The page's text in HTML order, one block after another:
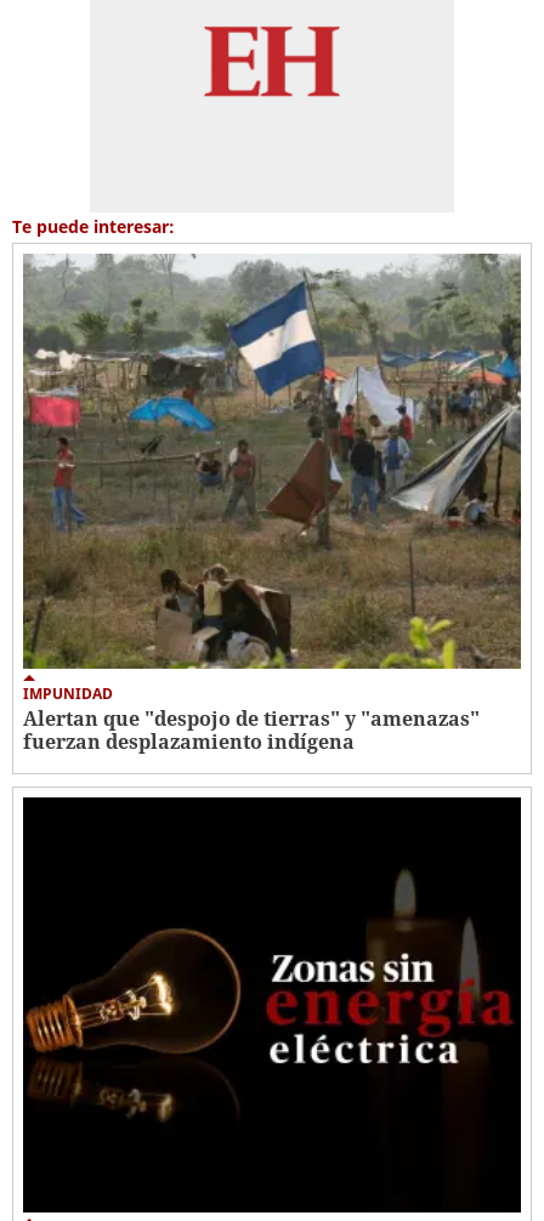
Te puede interesar:
IMPUNIDAD
Alertan que "despojo de tierras" y "amenazas"
fuerzan desplazamiento indígena